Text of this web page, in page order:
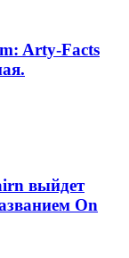
Arty-Facts
выйдет
On